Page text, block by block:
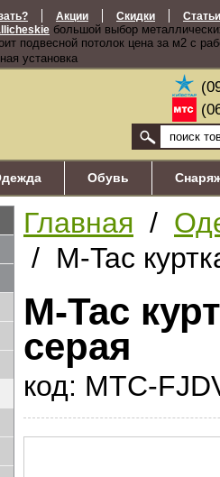
Акции Скидки Статьи
большой выбор
подвесной потолок цена за м2 с
установка
Обувь
Главная /
/ M-Tac
M-Tac
серая
код: MTC-